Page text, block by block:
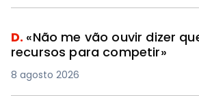
D. «Não me vão ouvir dizer
recursos para competir»
8 agosto 2026